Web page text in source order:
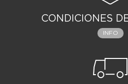
CONDICIONES
INFO